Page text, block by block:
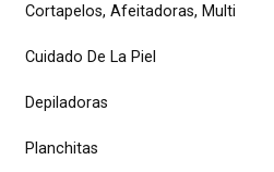
Cortapelos, Afeitadoras, Multi
Cuidado De La Piel
Depiladoras
Planchitas